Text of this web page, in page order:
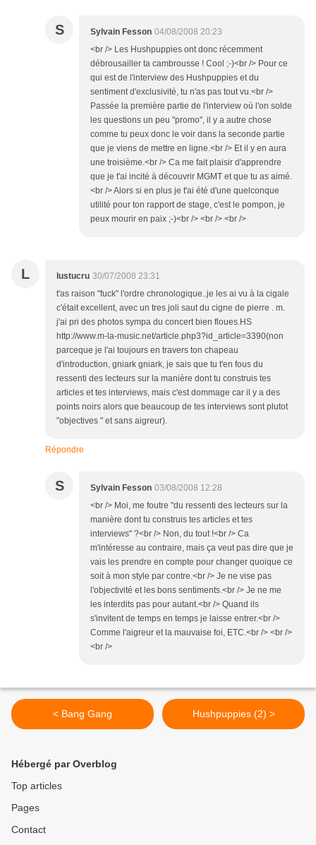
S Sylvain Fesson 04/08/2008 20:23
<br /> Les Hushpuppies ont donc récemment
débrousailler ta cambrousse ! Cool ;-)<br /> Pour ce
qui est de l'interview des Hushpuppies et du
sentiment d'exclusivité, tu n'as pas tout vu.<br />
Passée la première partie de l'interview où l'on solde
les questions un peu "promo", il y a autre chose
comme tu peux donc le voir dans la seconde partie
que je viens de mettre en ligne.<br /> Et il y en aura
une troisième.<br /> Ca me fait plaisir d'apprendre
que je t'ai incité à découvrir MGMT et que tu as aimé.
<br /> Alors si en plus je t'ai été d'une quelconque
utilité pour ton rapport de stage, c'est le pompon, je
peux mourir en paix ;-)<br /> <br /> <br />
L lustucru 30/07/2008 23:31
t'as raison "fuck" l'ordre chronologique..je les ai vu à la cigale
c'était excellent, avec un tres joli saut du cigne de pierre . m.
j'ai pri des photos sympa du concert bien floues.HS
http://www.m-la-music.net/article.php3?id_article=3390(non
parceque je l'ai toujours en travers ton chapeau
d'introduction, gniark gniark, je sais que tu t'en fous du
ressenti des lecteurs sur la manière dont tu construis tes
articles et tes interviews, mais c'est dommage car il y a des
points noirs alors que beaucoup de tes interviews sont plutot
"objectives " et sans aigreur).
Répondre
S Sylvain Fesson 03/08/2008 12:28
<br /> Moi, me foutre "du ressenti des lecteurs sur la
manière dont tu construis tes articles et tes
interviews" ?<br /> Non, du tout !<br /> Ca
m'intéresse au contraire, mais ça veut pas dire que je
vais les prendre en compte pour changer quoique ce
soit à mon style par contre.<br /> Je ne vise pas
l'objectivité et les bons sentiments.<br /> Je ne me
les interdits pas pour autant.<br /> Quand ils
s'invitent de temps en temps je laisse entrer.<br />
Comme l'aigreur et la mauvaise foi, ETC.<br /> <br />
<br />
< Bang Gang Hushpuppies (2) >
Hébergé par Overblog
Top articles
Pages
Contact